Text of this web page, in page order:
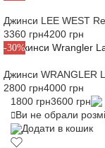
Джинси LEE WEST
3360 грн4200 грн
-30%
Джинси WRANGLER
2800 грн4000 грн
1800 грн3600 грн
Ви не обрали
Додати в кошик